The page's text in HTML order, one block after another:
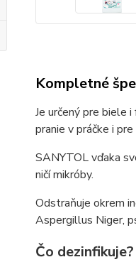
Kompletné
Je určený pre biele
pranie v práčke i
SANYTOL vďaka
ničí mikróby.
Odstraňuje okrem
Aspergillus Niger,
Čo dezinfikuje?